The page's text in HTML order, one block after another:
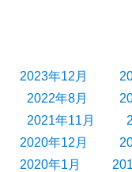
2023年12月
2022年8月
2021年11月
2020年12月
2020年1月